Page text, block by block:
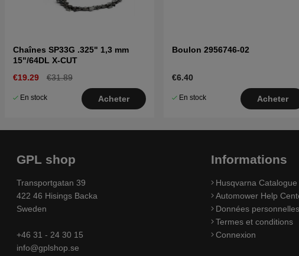
Chaînes SP33G .325" 1,3 mm
15"/64DL X-CUT
€19.29
€31.89
En stock Acheter
Boulon 2956746-02
€6.40
En stock Acheter
GPL shop
Transportgatan 39
422 46 Hisings Backa
Sweden
+46 31 - 24 30 15
info@gplshop.se
Informations
Husqvarna
Automower Help
Données personnelles
Termes et conditions
Connexion